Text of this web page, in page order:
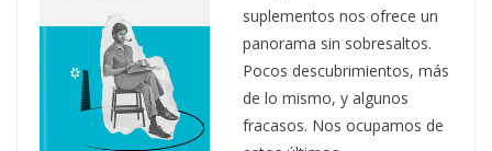
suplementos nos ofrece un
panorama sin sobresaltos.
Pocos descubrimientos, más
de lo mismo, y algunos
fracasos. Nos ocupamos de